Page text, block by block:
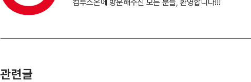
컴투스온에 방문해주신 모든 분들, 환영합니다!!!
관련글